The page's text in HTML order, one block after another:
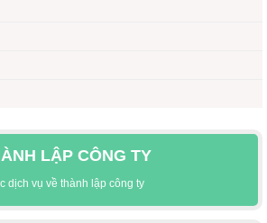
LẬP CÔNG TY
dịch vụ về thành lập công ty